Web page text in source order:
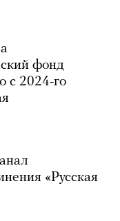
фонд
с 2024-го
«Русская